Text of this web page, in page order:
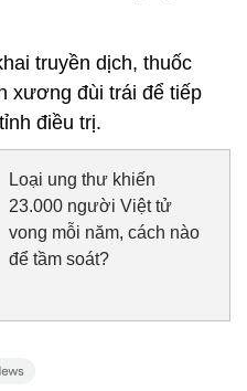
truyền dịch, thuốc
xương đùi trái để tiếp
điều trị.
Loại ung thư khiến
23.000 người Việt tử
vong mỗi năm, cách nào
để tầm soát?